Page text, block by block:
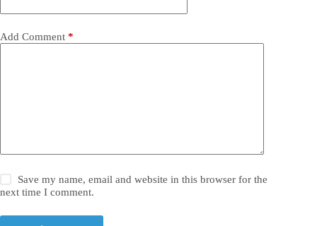
Add Comment *
Save my name, email and website in this browser for the
next time I comment.